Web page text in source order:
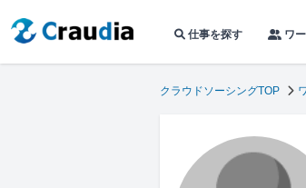
仕事を探す ワ
クラウドソーシングTOP